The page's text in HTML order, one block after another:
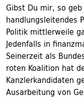
Gibst Du mir, so
handlungsleitendes
Politik mittlerweile
Jedenfalls in
Seinerzeit als
roten Koalition hat
Kanzlerkandidaten
Ausarbeitung von